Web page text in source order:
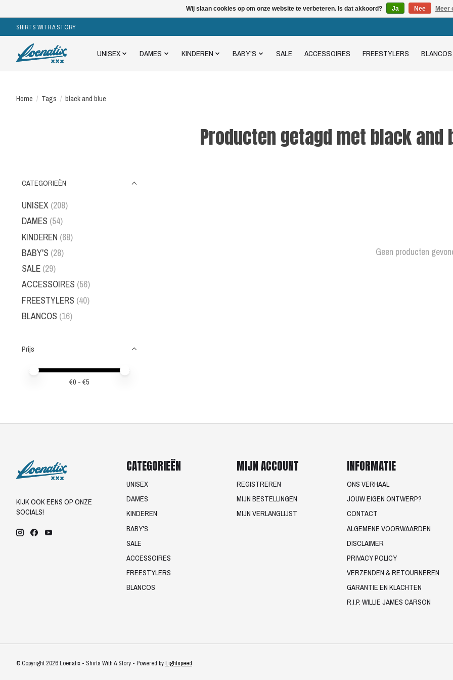
SHIRTS WITH A STORY
UNISEX DAMES KINDEREN BABY'S SALE ACCESSOIRES FREESTYLERS BLANCOS
Home / Tags / black and blue
Producten getagd met black and
CATEGORIEËN
UNISEX (208)
DAMES (54)
KINDEREN (68)
BABY'S (28)
SALE (29)
ACCESSOIRES (56)
FREESTYLERS (40)
BLANCOS (16)
Prijs
Minimale prijswaarde
Price maximum value
€0 - €5
Geen producten
KIJK OOK EENS OP ONZE
SOCIALS!
CATEGORIEËN
UNISEX
DAMES
KINDEREN
BABY'S
SALE
ACCESSOIRES
FREESTYLERS
BLANCOS
MIJN ACCOUNT
REGISTREREN
MIJN BESTELLINGEN
MIJN VERLANGLIJST
INFORMATIE
ONS VERHAAL
JOUW EIGEN ONTWERP?
CONTACT
ALGEMENE VOORWAARDEN
DISCLAIMER
PRIVACY POLICY
VERZENDEN & RETOURNEREN
GARANTIE EN KLACHTEN
R.I.P. WILLIE JAMES CARSON
© Copyright 2026 Loenatix - Shirts With A Story - Powered byLightspeed
Wij slaan cookies op om onze website te verbeteren. Is dat akkoord? Ja Nee Meer